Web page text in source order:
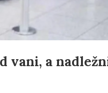
vani, a